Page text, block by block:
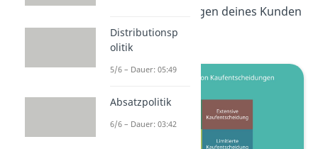
Kaufentscheidungen deines Kunden
ein.
Distributionsp
olitik
5/6 – Dauer: 05:49
Absatzpolitik
6/6 – Dauer: 03:42